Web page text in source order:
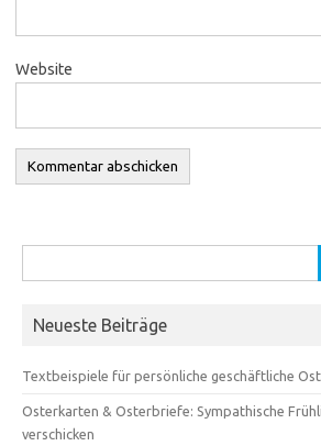
Website
nach:
Neueste Beiträge
Textbeispiele für persönliche geschäftliche
Osterkarten & Osterbriefe: Sympathische
verschicken